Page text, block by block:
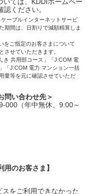
認ください。
ーブルインターネットサービ
期間は、日割りで減額精算しま
ご指定のお客さまについて
させていただきます。
き 共用部コース」「J:COM 電
「J:COM 電力 マンション一括
量等を元に確認させていただ
問い合わせ先＞
000（年中無休、9:00～
用のお客さま 】
をご利用できなかった